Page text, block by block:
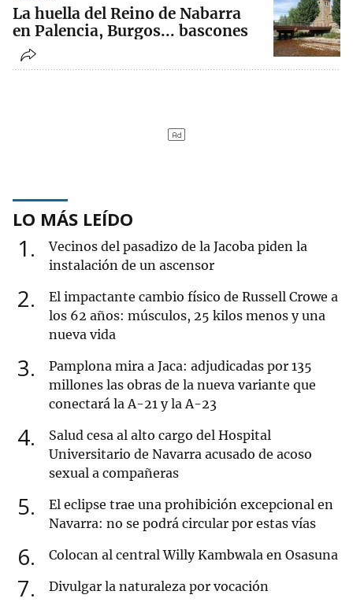
La huella del Reino de Nabarra
en Palencia, Burgos... bascones
LO MÁS LEÍDO
1
Vecinos del pasadizo de la Jacoba piden la
instalación de un ascensor
2
El impactante cambio físico de Russell Crowe a
los 62 años: músculos, 25 kilos menos y una
nueva vida
3
Pamplona mira a Jaca: adjudicadas por 135
millones las obras de la nueva variante que
conectará la A-21 y la A-23
4
Salud cesa al alto cargo del Hospital
Universitario de Navarra acusado de acoso
sexual a compañeras
5
El eclipse trae una prohibición excepcional en
Navarra: no se podrá circular por estas vías
6 Colocan al central Willy Kambwala en Osasuna
7 Divulgar la naturaleza por vocación